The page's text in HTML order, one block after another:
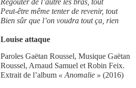
Peut-être même tenter de revenir, tout
Bien sûr que l’on voudra tout ça, rien
Louise attaque
Paroles Gaëtan Roussel, Musique Gaëtan
Roussel, Arnaud Samuel et Robin Feix.
Extrait de l’album « Anomalie » (2016)